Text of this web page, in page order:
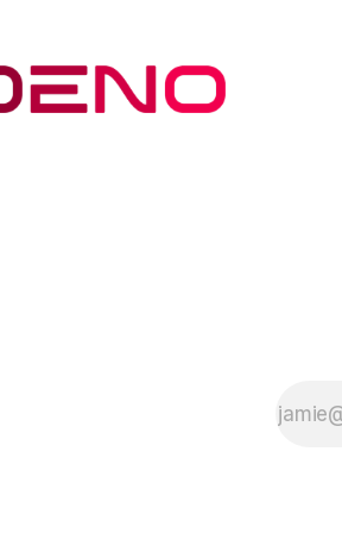
14-tägige Aufschub
bei der Registrierung
für die Multi-Faktor-